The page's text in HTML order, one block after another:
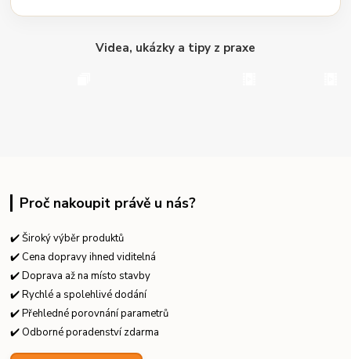
Videa, ukázky a tipy z praxe
Proč nakoupit právě u nás?
✔️ Široký výběr produktů
✔️ Cena dopravy ihned viditelná
✔️ Doprava až na místo stavby
✔️ Rychlé a spolehlivé dodání
✔️ Přehledné porovnání parametrů
✔️ Odborné poradenství zdarma